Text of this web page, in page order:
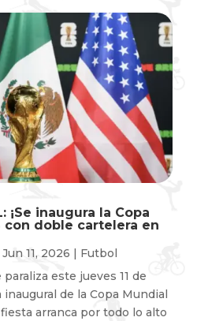
¡Se inaugura la Copa
con doble cartelera en
Jun 11, 2026 | Futbol
este jueves 11 de
de la Copa Mundial
arranca por todo lo alto